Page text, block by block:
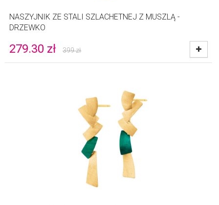
NASZYJNIK ZE STALI SZLACHETNEJ Z MUSZLĄ -
DRZEWKO
279.30 zł 399zł